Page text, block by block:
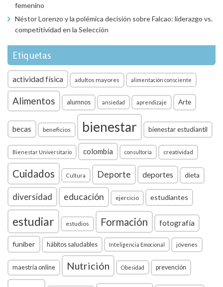
femenino
Néstor Lorenzo y la polémica decisión sobre Falcao: liderazgo vs.
competitividad en la Selección
Etiquetas
actividad física adultos mayores alimentación consciente
Alimentos alumnos ansiedad aprendizaje Arte
becas beneficios bienestar bienestar estudiantil
Bienestar Universitario colombia consultoría creatividad
Cuidados Cultura Deporte deportes dieta
diversidad educación ejercicio estudiantes
estudiar estudios Formación fotografía
funiber hábitos saludables Inteligencia Emocional jóvenes
maestría online Nutrición Obesidad prevención